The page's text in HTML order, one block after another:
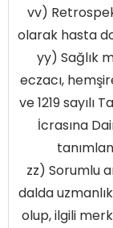
vv)
olarak hasta
yy) Sağlık
eczacı,
ve 1219 sayılı
İcrasına
zz) Sorumlu
dalda
olup, ilgili